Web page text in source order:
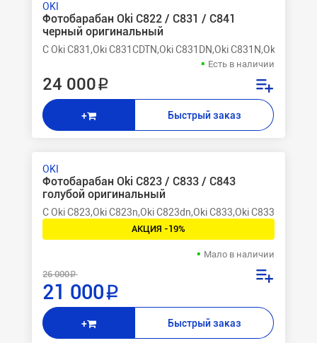
OKI
Фотобарабан Oki C822 / C831 / C841
черный оригинальный
C Oki C831,Oki C831CDTN,Oki C831DN,Oki C831N,Oki
Есть в наличии
24 000 ₽
+ Быстрый заказ
OKI
Фотобарабан Oki C823 / C833 / C843
голубой оригинальный
C Oki C823,Oki C823n,Oki C823dn,Oki C833,Oki C833n,Oki
АКЦИЯ -19%
Мало в наличии
26 000 ₽
21 000 ₽
+ Быстрый заказ